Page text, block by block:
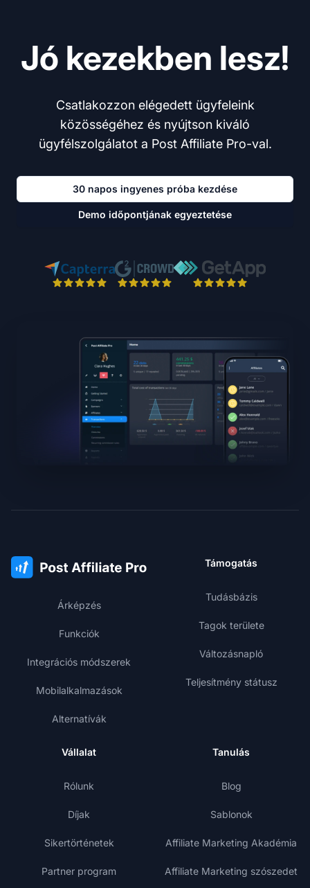
Jó kezekben lesz!
Csatlakozzon elégedett ügyfeleink
közösségéhez és nyújtson kiváló
ügyfélszolgálatot a Post Affiliate Pro-val.
30 napos ingyenes próba kezdése
Demo időpontjának egyeztetése
Árképzés
Funkciók
Integrációs módszerek
Mobilalkalmazások
Alternatívák
Támogatás
Tudásbázis
Tagok területe
Változásnapló
Teljesítmény státusz
Vállalat
Rólunk
Díjak
Sikertörténetek
Partner program
Tanulás
Blog
Sablonok
Affiliate Marketing Akadémia
Affiliate Marketing szószedet